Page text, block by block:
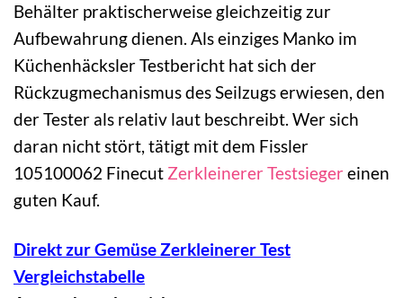
Behälter praktischerweise gleichzeitig zur
Aufbewahrung dienen. Als einziges Manko im
Küchenhäcksler Testbericht hat sich der
Rückzugmechanismus des Seilzugs erwiesen, den
der Tester als relativ laut beschreibt. Wer sich
daran nicht stört, tätigt mit dem Fissler
105100062 Finecut Zerkleinerer Testsieger einen
guten Kauf.
Direkt zur Gemüse Zerkleinerer Test
Vergleichstabelle